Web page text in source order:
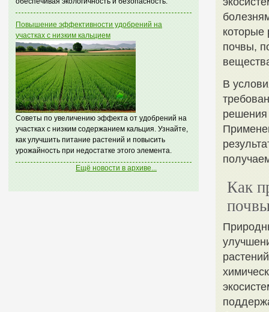
Повышение эффективности удобрений на
участках с низким кальцием
Советы по увеличению эффекта от удобрений на
участках с низким содержанием кальция. Узнайте,
как улучшить питание растений и повысить
урожайность при недостатке этого элемента.
Ещё новости в архиве...
которые
почвы,
В
решения
Как